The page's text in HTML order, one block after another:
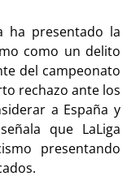
ha presentado la
como un delito
del campeonato
rechazo ante los
a España y
que LaLiga
presentando